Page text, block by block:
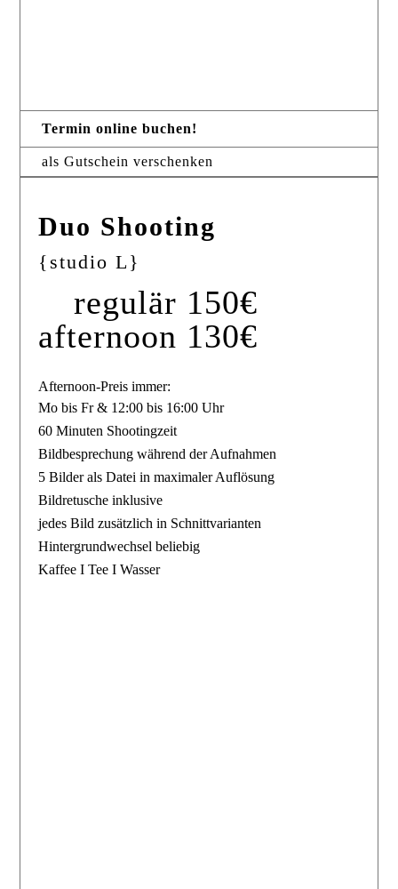
Termin online buchen!
als Gutschein verschenken
Duo Shooting
{studio L}
regulär 150€
afternoon 130€
Afternoon-Preis immer:
Mo bis Fr & 12:00 bis 16:00 Uhr
60 Minuten Shootingzeit
Bildbesprechung während der Aufnahmen
5 Bilder als Datei in maximaler Auflösung
Bildretusche inklusive
jedes Bild zusätzlich in Schnittvarianten
Hintergrundwechsel beliebig
Kaffee I Tee I Wasser